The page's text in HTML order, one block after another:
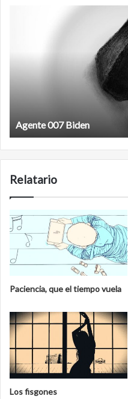
Agente 007 Biden
Relatario
Paciencia, que el tiempo vuela
Los fisgones